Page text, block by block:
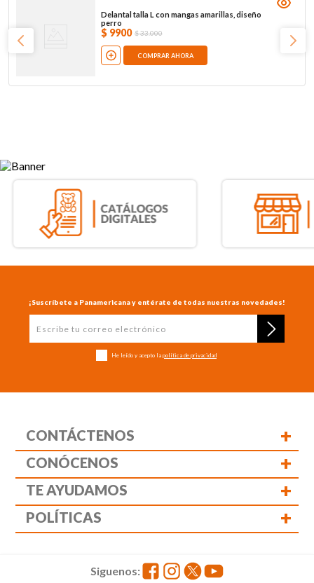
Delantal talla L con mangas amarillas, diseño
perro
$ 9900 $33.000
COMPRAR AHORA
¡Suscríbete a Panamericana y entérate de todas nuestras novedades!
He leído y acepto la política de privacidad
CONTÁCTENOS +
CONÓCENOS +
TE AYUDAMOS +
POLÍTICAS +
Siguenos: